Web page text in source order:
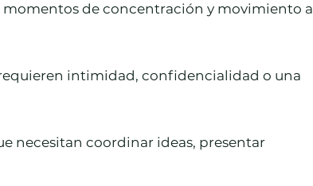
de concentración y movimiento a
intimidad, confidencialidad o una
necesitan coordinar ideas, presentar